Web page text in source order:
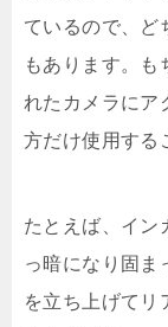
ているので、ど
もあります。も
れたカメラにア
方だけ使用する
たとえば、イン
っ暗になり固ま
を立ち上げてリ